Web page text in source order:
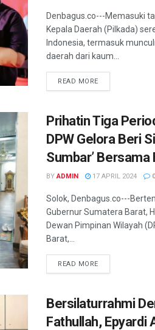
Denbagus.co---Memasuki
Kepala Daerah (Pilkada)
Indonesia, termasuk
daerah dari kaum...
READ MORE
Prihatin Tiga
DPW Gelora Beri
Sumbar’ Bersama
BY ADMIN 17 APRIL 2024 0
Solok, Denbagus.co---
Gubernur Sumatera Barat,
Dewan Pimpinan Wilayah
Barat,...
READ MORE
Bersilaturrahmi
Fathullah, Epyardi